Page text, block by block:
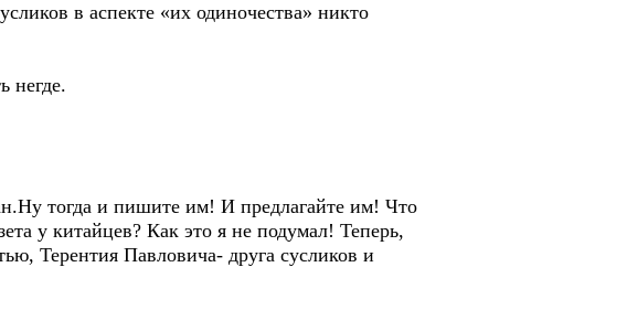
в аспекте «их одиночества» никто
негде.
тогда и пишите им! И предлагайте им! Что
у китайцев? Как это я не подумал! Теперь,
Терентия Павловича- друга сусликов и